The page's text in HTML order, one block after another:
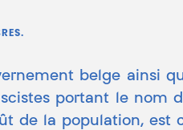
belge ainsi
portant le nom
de la population, est